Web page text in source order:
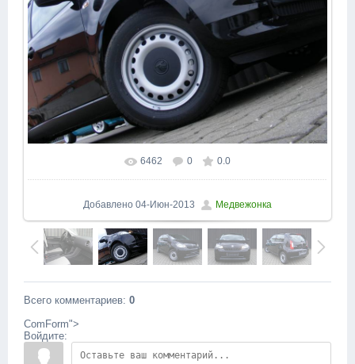
В реальном размере 1600x1200
6462 0 0.0
Добавлено 04-Июн-2013 Медвежонка
Всего комментариев: 0
ComForm">
Войдите: